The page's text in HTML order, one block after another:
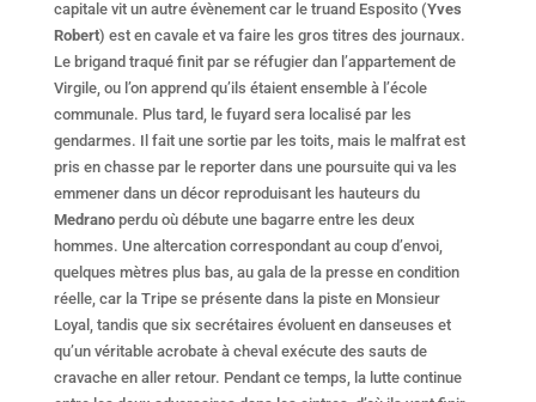
capitale vit un autre évènement car le truand Esposito (Yves
Robert) est en cavale et va faire les gros titres des journaux.
Le brigand traqué finit par se réfugier dan l’appartement de
Virgile, ou l’on apprend qu’ils étaient ensemble à l’école
communale. Plus tard, le fuyard sera localisé par les
gendarmes. Il fait une sortie par les toits, mais le malfrat est
pris en chasse par le reporter dans une poursuite qui va les
emmener dans un décor reproduisant les hauteurs du
Medranoperdu où débute une bagarre entre les deux
hommes. Une altercation correspondant au coup d’envoi,
quelques mètres plus bas, au gala de la presse en condition
réelle, car la Tripe se présente dans la piste en Monsieur
Loyal, tandis que six secrétaires évoluent en danseuses et
qu’un véritable acrobate à cheval exécute des sauts de
cravache en aller retour. Pendant ce temps, la lutte continue